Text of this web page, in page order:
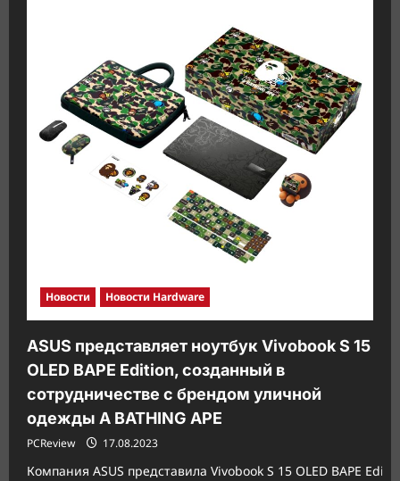
Новости Новости Hardware
ASUS представляет ноутбук Vivobook S 15
OLED BAPE Edition, созданный в
сотрудничестве с брендом уличной
одежды A BATHING APE
PCReview 17.08.2023
Компания ASUS представила Vivobook S 15 OLED BAPE